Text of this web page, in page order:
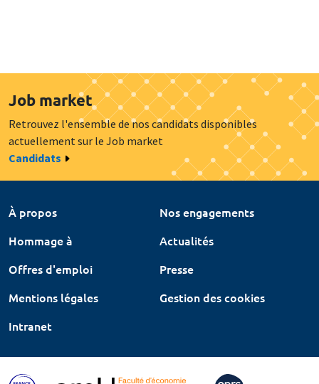
Job market
Retrouvez l'ensemble de nos candidats disponibles
actuellement sur le Job market
Candidats
À propos
Nos engagements
Hommage à
Actualités
Offres d'emploi
Presse
Mentions légales
Gestion des cookies
Intranet